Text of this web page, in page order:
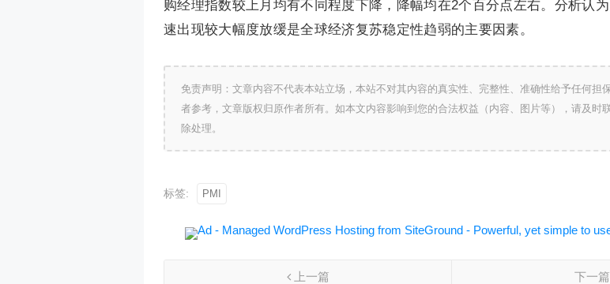
购经理指数较上月均有不同程度下降，降幅均在2个百分点左右。分析认
速出现较大幅度放缓是全球经济复苏稳定性趋弱的主要因素。
免责声明：文章内容不代表本站立场，本站不对其内容的真实性、完整性、准确性给予任何担
者参考，文章版权归原作者所有。如本文内容影响到您的合法权益（内容、图片等），请及时
除处理。
标签: PMI
上一篇 下一篇